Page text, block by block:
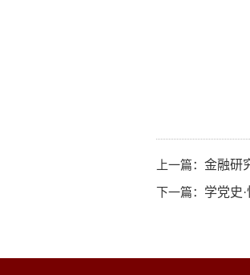
上一篇： 金融研
下一篇： 学党史